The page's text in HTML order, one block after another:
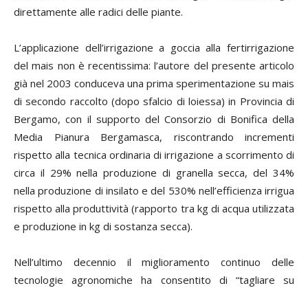
direttamente alle radici delle piante.
L’applicazione dell’irrigazione a goccia alla fertirrigazione
del mais non è recentissima: l’autore del presente articolo
già nel 2003 conduceva una prima sperimentazione su mais
di secondo raccolto (dopo sfalcio di loiessa) in Provincia di
Bergamo, con il supporto del Consorzio di Bonifica della
Media Pianura Bergamasca, riscontrando incrementi
rispetto alla tecnica ordinaria di irrigazione a scorrimento di
circa il 29% nella produzione di granella secca, del 34%
nella produzione di insilato e del 530% nell’efficienza irrigua
rispetto alla produttività (rapporto tra kg di acqua utilizzata
e produzione in kg di sostanza secca).
Nell’ultimo decennio il miglioramento continuo delle
tecnologie agronomiche ha consentito di “tagliare su